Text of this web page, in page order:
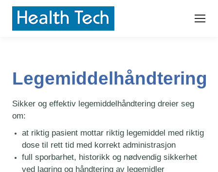
Legemiddelhåndtering
Sikker og effektiv legemiddelhåndtering dreier seg
om:
at riktig pasient mottar riktig legemiddel med riktig
dose til rett tid med korrekt administrasjon
full sporbarhet, historikk og nødvendig sikkerhet
ved lagring og håndtering av legemidler